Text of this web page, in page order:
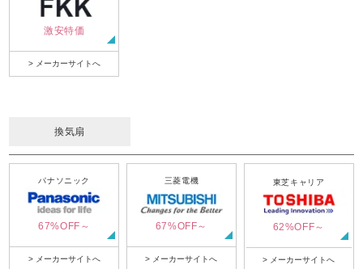
激安特価
> メーカーサイトへ
換気扇
パナソニック
67%OFF～
> メーカーサイトへ
三菱電機
67%OFF～
> メーカーサイトへ
東芝キャリア
62%OFF～
> メーカーサイトへ